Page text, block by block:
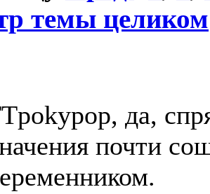
темы целиком
да,
почти